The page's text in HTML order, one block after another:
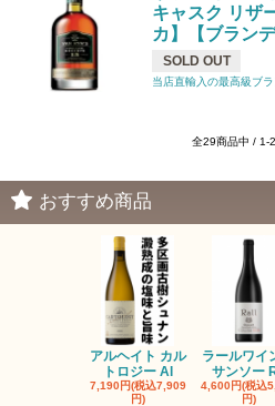
キャスク リザ
カ】【ブランデ
SOLD OUT
当店直輸入の最高級ブラ
全29商品中 / 1-
おすすめ商品
アルヘイト カル
トロジー Al
7,190円(税込7,909
円)
ラールワイ
サンソー
4,600円(税込
円)